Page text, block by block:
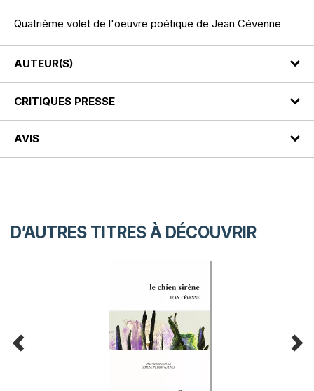
Quatrième volet de l'oeuvre poétique de Jean Cévenne
AUTEUR(S)
CRITIQUES PRESSE
AVIS
D’AUTRES TITRES À DÉCOUVRIR